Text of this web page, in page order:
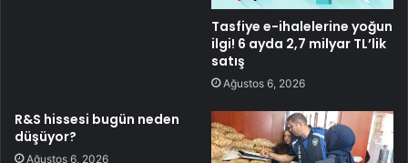
Tasfiye e-ihalelerine yoğun
ilgi! 6 ayda 2,7 milyar TL’lik
satış
Ağustos 6, 2026
R&S hissesi bugün neden
düşüyor?
Ağustos 6, 2026